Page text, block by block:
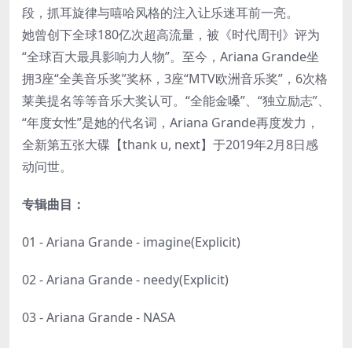
段，抓耳旋律与嘻哈风格的注入让乐迷耳前一亮。
她曾创下全球180亿次超高流量，被《时代周刊》评为
“全球百大最具影响力人物”。至今，Ariana Grande坐
拥3座“全美音乐奖”奖杯，3座“MTV欧洲音乐奖”，6次格
莱美提名等等音乐大奖认可。“全能金嗓”、“独立励志”、
“年度女性”是她的代名词，Ariana Grande再度发力，
全新第五张大碟【thank u, next】于2019年2月8日感
动问世。
专辑曲目：
01 - Ariana Grande - imagine(Explicit)
02 - Ariana Grande - needy(Explicit)
03 - Ariana Grande - NASA